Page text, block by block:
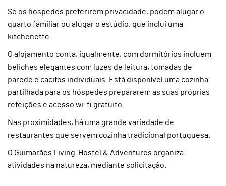
Se os hóspedes preferirem privacidade, podem alugar o
quarto familiar ou alugar o estúdio, que inclui uma
kitchenette.
O alojamento conta, igualmente, com dormitórios incluem
beliches elegantes com luzes de leitura, tomadas de
parede e cacifos individuais. Está disponível uma cozinha
partilhada para os hóspedes prepararem as suas próprias
refeições e acesso wi-fi gratuito.
Nas proximidades, há uma grande variedade de
restaurantes que servem cozinha tradicional portuguesa.
O Guimarães Living-Hostel & Adventures organiza
atividades na natureza, mediante solicitação.